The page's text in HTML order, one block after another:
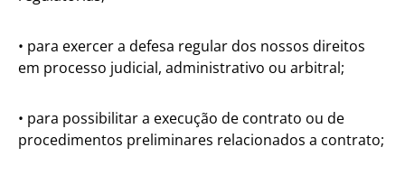
• para exercer a defesa regular dos nossos direitos
em processo judicial, administrativo ou arbitral;
• para possibilitar a execução de contrato ou de
procedimentos preliminares relacionados a contrato;